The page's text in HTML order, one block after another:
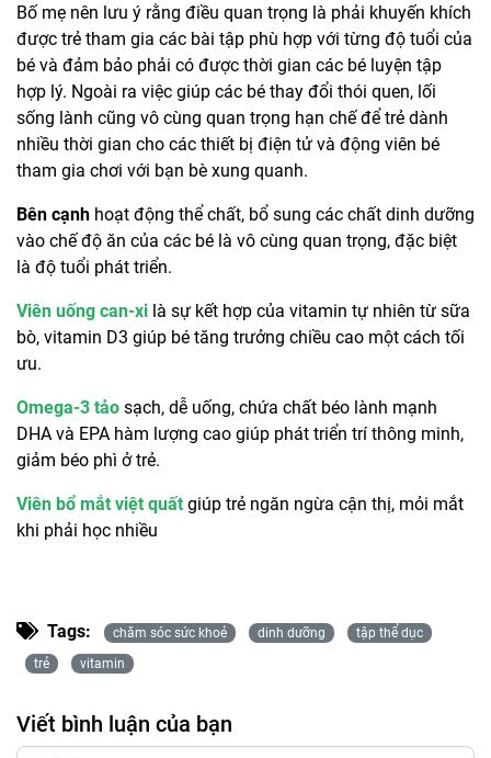
Bố mẹ nên lưu ý rằng điều quan trọng là phải khuyến khích
được trẻ tham gia các bài tập phù hợp với từng độ tuổi của
bé và đảm bảo phải có được thời gian các bé luyện tập
hợp lý. Ngoài ra việc giúp các bé thay đổi thói quen, lối
sống lành cũng vô cùng quan trọng hạn chế để trẻ dành
nhiều thời gian cho các thiết bị điện tử và động viên bé
tham gia chơi với bạn bè xung quanh.
Bên cạnh hoạt động thể chất, bổ sung các chất dinh dưỡng
vào chế độ ăn của các bé là vô cùng quan trọng, đặc biệt
là độ tuổi phát triển.
Viên uống can-xi là sự kết hợp của vitamin tự nhiên từ sữa
bò, vitamin D3 giúp bé tăng trưởng chiều cao một cách tối
ưu.
Omega-3 tảo sạch, dễ uống, chứa chất béo lành mạnh
DHA và EPA hàm lượng cao giúp phát triển trí thông minh,
giảm béo phì ở trẻ.
Viên bổ mắt việt quất giúp trẻ ngăn ngừa cận thị, mỏi mắt
khi phải học nhiều
Tags: chăm sóc sức khoẻ dinh dưỡng
tập thể dục
trẻ
vitamin
Viết bình luận của bạn